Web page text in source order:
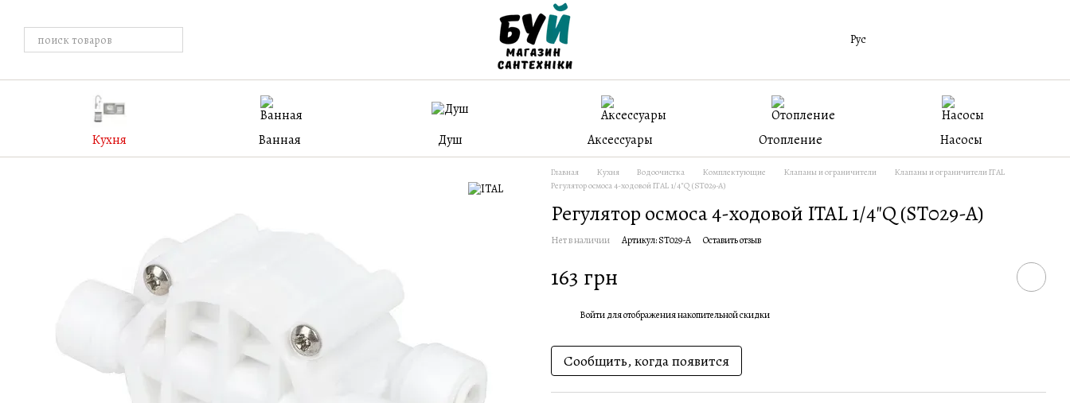
Рус
Кухня Ванная Душ Аксессуары Отопление Насосы
Главная Кухня Водоочистка Комплектующие Клапаны и ограничители
Клапаны и ограничители ITAL
Регулятор осмоса 4-ходовой ITAL 1/4"Q (ST029-A)
Регулятор осмоса 4-ходовой ITAL 1/4"Q (ST029-A)
Нет в наличии Артикул: ST029-A Оставить отзыв
163 грн
Войтидля отображения накопительной скидки
Сообщить, когда появится